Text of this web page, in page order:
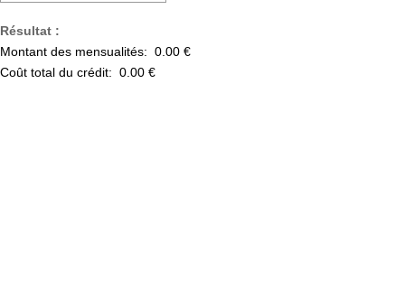
Résultat :
Montant des mensualités: 0.00 €
Coût total du crédit: 0.00 €